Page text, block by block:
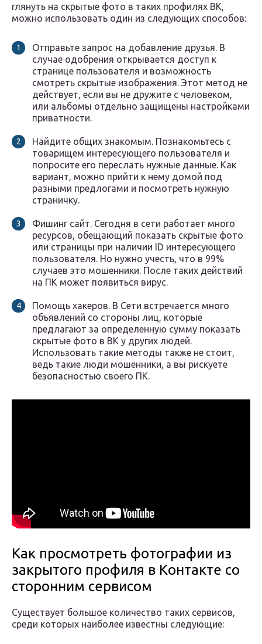
глянуть на скрытые фото в таких профилях ВК,
можно использовать один из следующих способов:
Отправьте запрос на добавление друзья. В
случае одобрения открывается доступ к
странице пользователя и возможность
смотреть скрытые изображения. Этот метод не
действует, если вы не дружите с человеком,
или альбомы отдельно защищены настройками
приватности.
Найдите общих знакомым. Познакомьтесь с
товарищем интересующего пользователя и
попросите его переслать нужные данные. Как
вариант, можно прийти к нему домой под
разными предлогами и посмотреть нужную
страничку.
Фишинг сайт. Сегодня в сети работает много
ресурсов, обещающий показать скрытые фото
или страницы при наличии ID интересующего
пользователя. Но нужно учесть, что в 99%
случаев это мошенники. После таких действий
на ПК может появиться вирус.
Помощь хакеров. В Сети встречается много
объявлений со стороны лиц, которые
предлагают за определенную сумму показать
скрытые фото в ВК у других людей.
Использовать такие методы также не стоит,
ведь такие люди мошенники, а вы рискуете
безопасностью своего ПК.
Как просмотреть фотографии из
закрытого профиля в Контакте со
сторонним сервисом
Существует большое количество таких сервисов,
среди которых наиболее известны следующие: